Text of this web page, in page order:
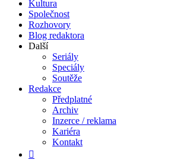
Kultura
Společnost
Rozhovory
Blog redaktora
Další
Seriály
Speciály
Soutěže
Redakce
Předplatné
Archiv
Inzerce / reklama
Kariéra
Kontakt